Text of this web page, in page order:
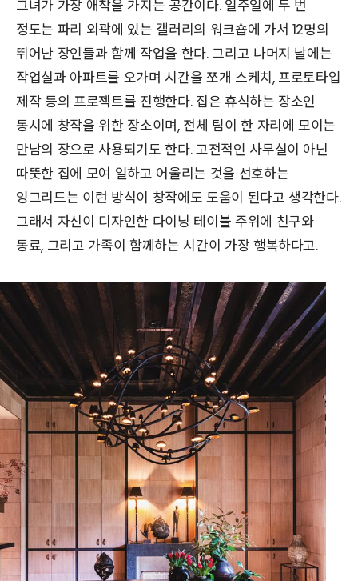
그녀가 가장 애착을 가지는 공간이다. 일주일에 두 번
정도는 파리 외곽에 있는 갤러리의 워크숍에 가서 12명의
뛰어난 장인들과 함께 작업을 한다. 그리고 나머지 날에는
작업실과 아파트를 오가며 시간을 쪼개 스케치, 프로토타입
제작 등의 프로젝트를 진행한다. 집은 휴식하는 장소인
동시에 창작을 위한 장소이며, 전체 팀이 한 자리에 모이는
만남의 장으로 사용되기도 한다. 고전적인 사무실이 아닌
따뜻한 집에 모여 일하고 어울리는 것을 선호하는
잉그리드는 이런 방식이 창작에도 도움이 된다고 생각한다.
그래서 자신이 디자인한 다이닝 테이블 주위에 친구와
동료, 그리고 가족이 함께하는 시간이 가장 행복하다고.